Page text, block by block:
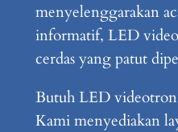
menyelenggarakan
informatif, LED
cerdas yang patut
Butuh LED videotron
Kami menyediakan